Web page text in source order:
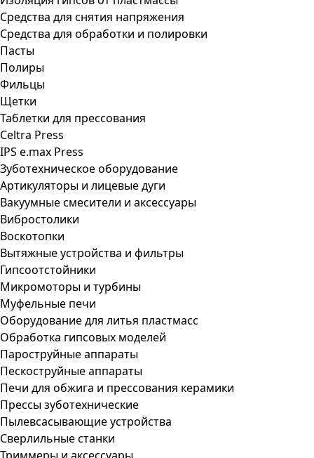
Средства для снятия напряжения
Средства для обработки и полировки
Пасты
Полиры
Фильцы
Щетки
Таблетки для прессования
Celtra Press
IPS e.max Press
Зуботехническое оборудование
Артикуляторы и лицевые дуги
Вакуумные смесители и аксессуары
Вибростолики
Воскотопки
Вытяжные устройства и фильтры
Гипсоотстойники
Микромоторы и турбины
Муфельные печи
Оборудование для литья пластмасс
Обработка гипсовых моделей
Пароструйные аппараты
Пескоструйные аппараты
Печи для обжига и прессования керамики
Прессы зуботехнические
Пылевсасывающие устройства
Сверлильные станки